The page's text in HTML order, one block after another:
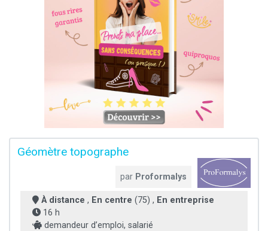
Géomètre topographe
par Proformalys
À distance , En centre (75) , En entreprise
16 h
demandeur d’emploi, salarié